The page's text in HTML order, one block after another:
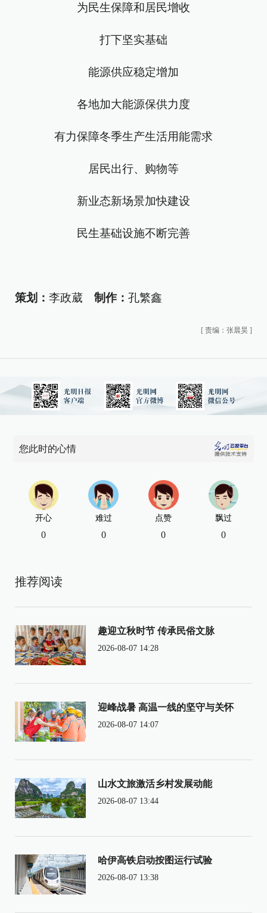
为民生保障和居民增收
打下坚实基础
能源供应稳定增加
各地加大能源保供力度
有力保障冬季生产生活用能需求
居民出行、购物等
新业态新场景加快建设
民生基础设施不断完善
策划： 李政葳 制作： 孔繁鑫
[ 责编：张晨昊 ]
您此时的心情
开心
0
难过
0
点赞
0
飘过
0
推荐阅读
趣迎立秋时节 传承民俗文脉
2026-08-07 14:28
迎峰战暑 高温一线的坚守与关怀
2026-08-07 14:07
山水文旅激活乡村发展动能
2026-08-07 13:44
哈伊高铁启动按图运行试验
2026-08-07 13:38